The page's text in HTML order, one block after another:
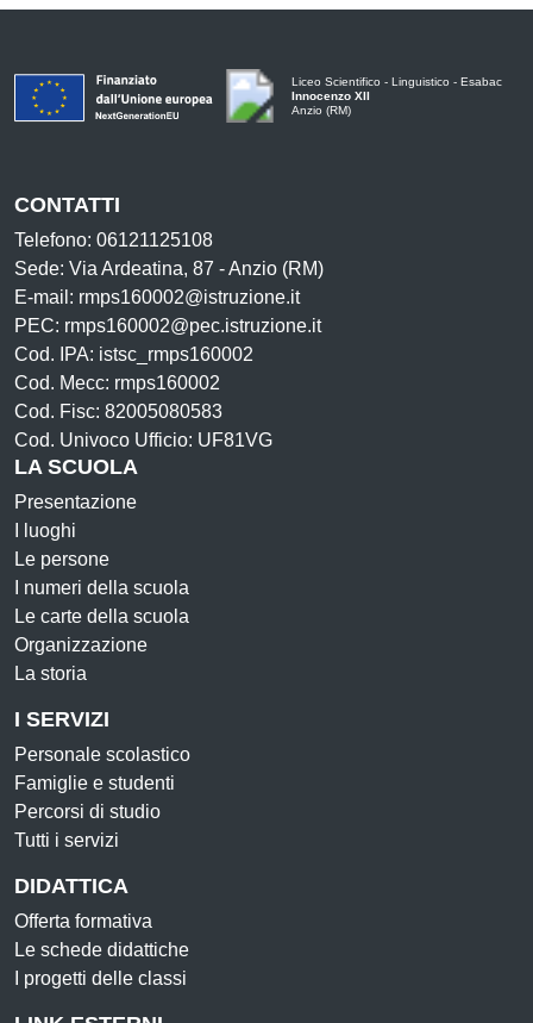
Liceo Scientifico - Linguistico - Esabac
Innocenzo XII
Anzio (RM)
CONTATTI
Telefono: 06121125108
Sede: Via Ardeatina, 87 - Anzio (RM)
E-mail: rmps160002@istruzione.it
PEC: rmps160002@pec.istruzione.it
Cod. IPA: istsc_rmps160002
Cod. Mecc: rmps160002
Cod. Fisc: 82005080583
Cod. Univoco Ufficio: UF81VG
LA SCUOLA
Presentazione
I luoghi
Le persone
I numeri della scuola
Le carte della scuola
Organizzazione
La storia
I SERVIZI
Personale scolastico
Famiglie e studenti
Percorsi di studio
Tutti i servizi
DIDATTICA
Offerta formativa
Le schede didattiche
I progetti delle classi